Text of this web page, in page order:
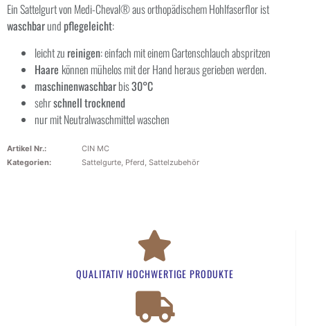
Ein Sattelgurt von Medi-Cheval® aus orthopädischem Hohlfaserflor ist
waschbarundpflegeleicht:
leicht zu reinigen: einfach mit einem Gartenschlauch abspritzen
Haare können mühelos mit der Hand heraus gerieben werden.
maschinenwaschbarbis30°C
sehrschnelltrocknend
nur mit Neutralwaschmittel waschen
Artikel Nr.:
CIN MC
Kategorien:
Sattelgurte Pferd Sattelzubehör
QUALITATIV HOCHWERTIGE PRODUKTE